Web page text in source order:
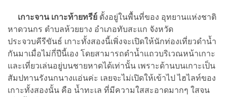
เกาะจาน เกาะท้ายทรีย์ ตั้งอยู่ในพื้นที่ของ อุทยานแห่งชาติ
หาดวนกร ตำบลห้วยยาง อำเภอทับสะแก จังหวัด
ประจวบคีรีขันธ์ เกาะทั้งสองนี้เพิ่งจะเปิดให้นักท่องเที่ยวดำน้ำ
กันมาเมื่อไม่กี่ปีนี้เอง โดยสามารถดำน้ำแถวบริเวณหน้าเกาะ
และเที่ยวเล่นอยู่บนชายหาดได้เท่านั้น เพราะด้านบนเกาะเป็น
สัมปทานรังนกนางเเอ่นค่ะ เลยจะไม่เปิดให้เข้าไป ไฮไลท์ของ
เกาะทั้งสองนั้น คือ น้ำทะเล ที่มีความใสสะอาดมากๆ ใสจน